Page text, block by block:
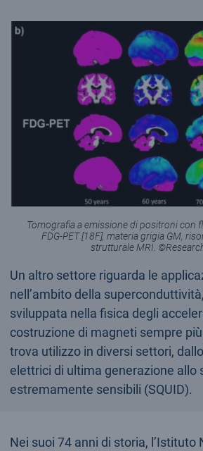
Tomografia a emissione di positroni con
FDG-PET [18F], materia grigia GM,
strutturale MRI.
Un altro settore riguarda le
nell’ambito della
sviluppata nella fisica degli
costruzione di magneti sempre
trova utilizzo in diversi settori,
elettrici di ultima generazione allo
estremamente sensibili (SQUID).
Nei suoi 74 anni di storia, l’Istituto